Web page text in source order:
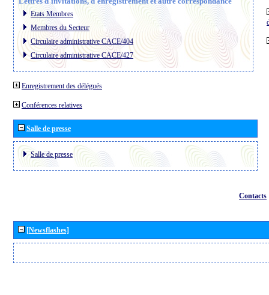
Etats Membres
Membres du Secteur
Circulaire administrative CACE/404
Circulaire administrative CACE/427
Enregistrement des délégués
Conférences relatives
Salle de presse
Salle de presse
Contacts
[Newsflashes]